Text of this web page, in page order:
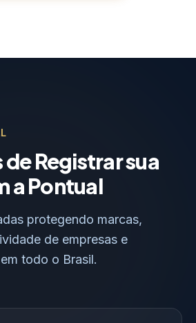
Registrar sua
a Pontual
protegendo marcas,
de empresas e
todo o Brasil.